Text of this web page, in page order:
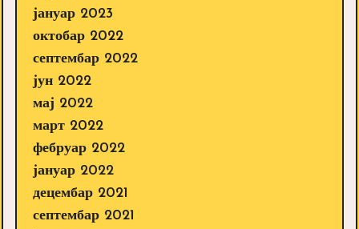
јануар 2023
октобар 2022
септембар 2022
јун 2022
мај 2022
март 2022
фебруар 2022
јануар 2022
децембар 2021
септембар 2021